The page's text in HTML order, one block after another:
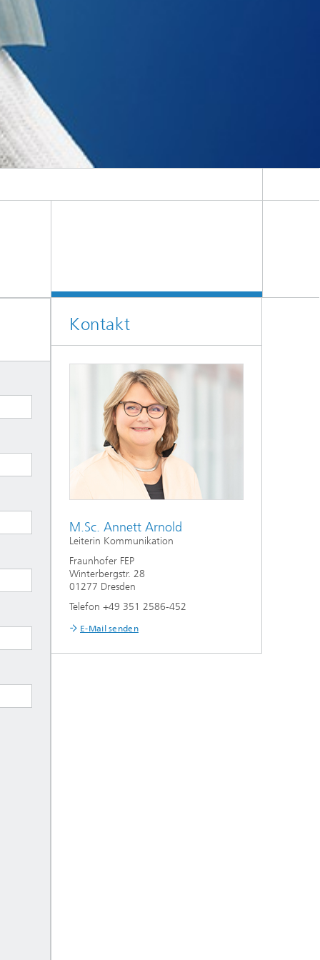
Kontakt
M.Sc. Annett Arnold
Leiterin Kommunikation
Fraunhofer FEP
Winterbergstr. 28
01277 Dresden
Telefon +49 351 2586-452
E-Mail senden